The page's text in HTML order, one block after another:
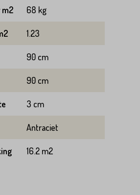
m2 68 kg
1.23
90 cm
90 cm
3 cm
Antraciet
16.2 m2